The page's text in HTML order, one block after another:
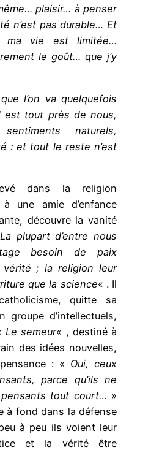
plaisir… à penser
n’est pas durable… Et
ma vie est limitée…
le goût… que j’y
l’on va quelquefois
tout près de nous,
naturels,
: et tout le reste n’est
dans la religion
une amie d’enfance
découvre la vanité
La plupart d’entre nous
besoin de paix
; la religion leur
que la science« . Il
quitte sa
groupe d’intellectuels,
Le semeur« , destiné à
des idées nouvelles,
: « Oui, ceux
parce qu’ils ne
tout court… »
à fond dans la défense
à peu ils voient leur
et la vérité être